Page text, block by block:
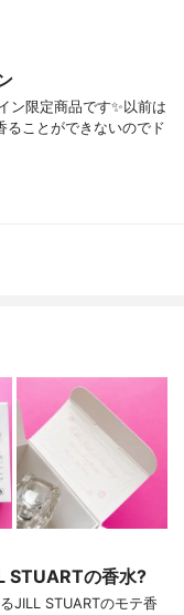
ン限定商品です✨以前は
ることができないのでド
STUARTの香水?
JILL STUARTのモテ香